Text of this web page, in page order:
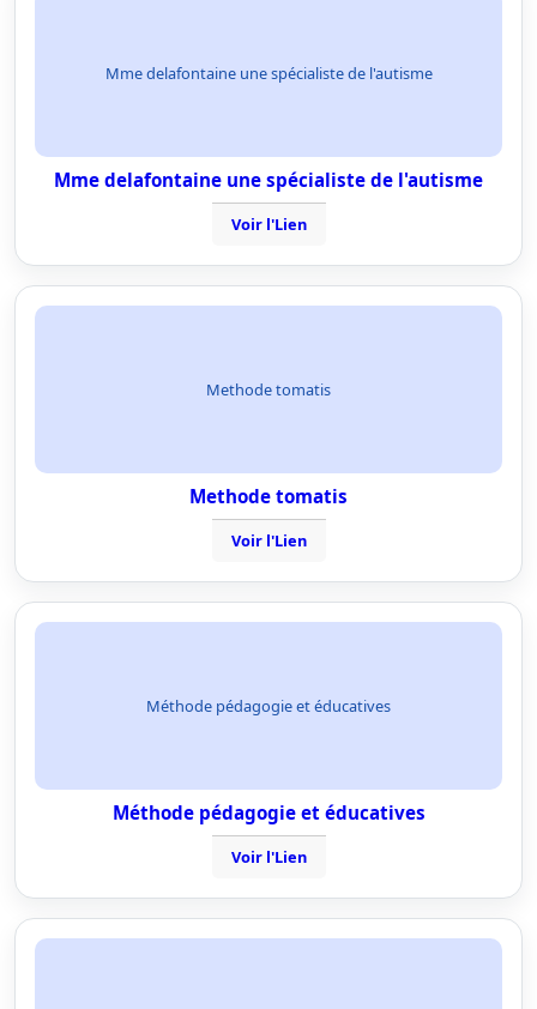
Mme delafontaine une spécialiste de l'autisme
Mme delafontaine une spécialiste de l'autisme
Voir l'Lien
Methode tomatis
Methode tomatis
Voir l'Lien
Méthode pédagogie et éducatives
Méthode pédagogie et éducatives
Voir l'Lien